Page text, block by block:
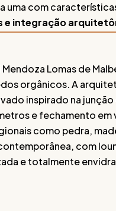
uma com
integração
Lomas de
orgânicos. A
inspirado na
e fechamento
como pedra,
com
e totalmente